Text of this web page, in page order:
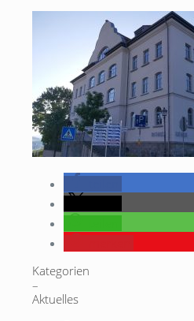
Kategorien
–
Aktuelles